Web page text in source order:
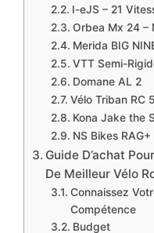
​I-eJS – 21
Orbea Mx 24 –
​Merida BIG
​VTT Semi-
​Domane AL 2
​Vélo Triban RC
​Kona Jake the
​NS Bikes RAG+
Guide D’achat
De Meilleur Vélo
Connaissez
Compétence
Budget